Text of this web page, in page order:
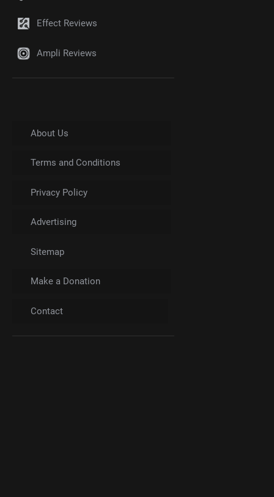
Effect Reviews
Ampli Reviews
About Us
Terms and Conditions
Privacy Policy
Advertising
Sitemap
Make a Donation
Contact